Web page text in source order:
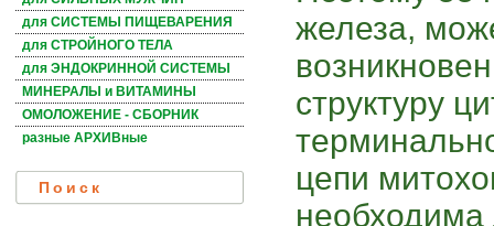
для СИСТЕМЫ ПИЩЕВАРЕНИЯ
для СТРОЙНОГО ТЕЛА
для ЭНДОКРИННОЙ СИСТЕМЫ
МИНЕРАЛЫ и ВИТАМИНЫ
ОМОЛОЖЕНИЕ - СБОРНИК
разные АРХИВные
Поиск
железа,
структуру
цепи
необходима